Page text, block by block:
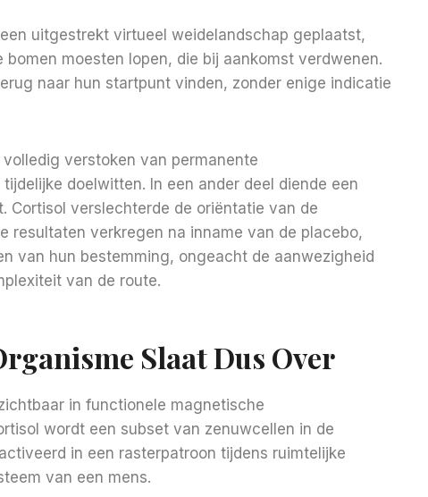
uitgestrekt virtueel weidelandschap geplaatst,
moesten lopen, die bij aankomst verdwenen.
naar hun startpunt vinden, zonder enige indicatie
verstoken van permanente
doelwitten. In een ander deel diende een
Cortisol verslechterde de oriëntatie van de
resultaten verkregen na inname van de placebo,
van hun bestemming, ongeacht de aanwezigheid
van de route.
Slaat Dus Over
in functionele magnetische
wordt een subset van zenuwcellen in de
in een rasterpatroon tijdens ruimtelijke
van een mens.